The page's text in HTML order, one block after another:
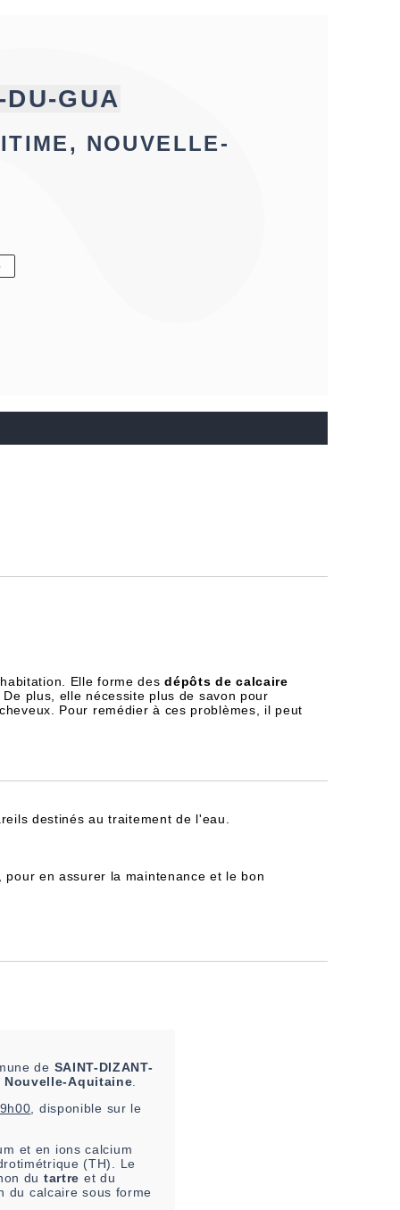
GUA
NOUVELLE-
Elle forme desdépôts de calcaire
plus, elle nécessite plus de savon pour
Pour remédier à ces problèmes, il peut
destinés au traitement de l'eau.
en assurer la maintenance et le bon
de SAINT-DIZANT-
Nouvelle-Aquitaine.
, disponible sur le
et en ions calcium
(TH). Le
du tartre et du
du calcaire sous forme